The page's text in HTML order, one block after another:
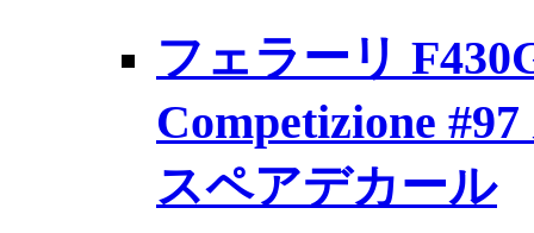
フェラーリ
Competizione
スペアデカール